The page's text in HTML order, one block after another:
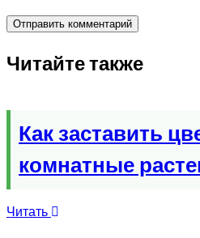
Читайте также
Как заставить
комнатные
Читать